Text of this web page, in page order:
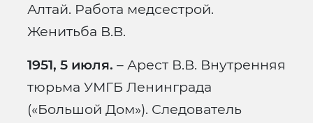
Алтай. Работа медсестрой.
Женитьба В.В.
1951, 5 июля. – Арест В.В. Внутренняя
тюрьма УМГБ Ленинграда
(«Большой Дом»). Следователь